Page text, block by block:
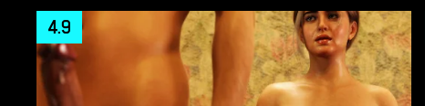
4.9